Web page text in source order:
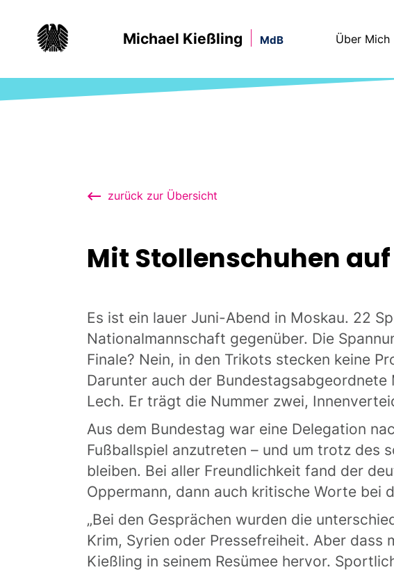
Michael Kießling MdB Über Mich
zurück zur Übersicht
Mit Stollenschuhen
Es ist ein lauer Juni-Abend in Moskau. 22
Nationalmannschaft gegenüber. Die
Finale? Nein, in den Trikots stecken keine
Darunter auch der
Lech. Er trägt die Nummer zwei,
Aus dem Bundestag war eine Delegation
Fußballspiel anzutreten – und um trotz des
bleiben. Bei aller Freundlichkeit fand der
Oppermann, dann auch kritische Worte bei
„Bei den Gesprächen wurden die
Krim, Syrien oder Pressefreiheit. Aber dass
Kießling in seinem Resümee hervor.